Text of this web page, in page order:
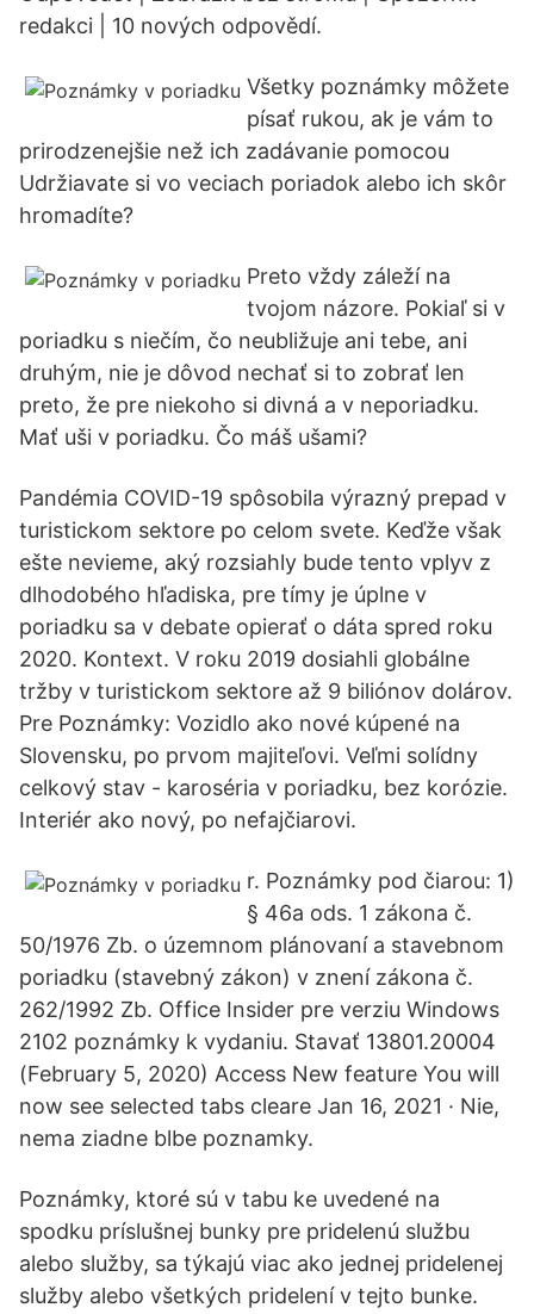
redakci | 10 nových odpovědí.
Všetky poznámky môžete
písať rukou, ak je vám to
prirodzenejšie než ich zadávanie pomocou
Udržiavate si vo veciach poriadok alebo ich skôr
hromadíte?
Preto vždy záleží na
tvojom názore. Pokiaľ si v
poriadku s niečím, čo neubližuje ani tebe, ani
druhým, nie je dôvod nechať si to zobrať len
preto, že pre niekoho si divná a v neporiadku.
Mať uši v poriadku. Čo máš ušami?
Pandémia COVID-19 spôsobila výrazný prepad v
turistickom sektore po celom svete. Keďže však
ešte nevieme, aký rozsiahly bude tento vplyv z
dlhodobého hľadiska, pre tímy je úplne v
poriadku sa v debate opierať o dáta spred roku
2020. Kontext. V roku 2019 dosiahli globálne
tržby v turistickom sektore až 9 biliónov dolárov.
Pre Poznámky: Vozidlo ako nové kúpené na
Slovensku, po prvom majiteľovi. Veľmi solídny
celkový stav - karoséria v poriadku, bez korózie.
Interiér ako nový, po nefajčiarovi.
r. Poznámky pod čiarou: 1)
§ 46a ods. 1 zákona č.
50/1976 Zb. o územnom plánovaní a stavebnom
poriadku (stavebný zákon) v znení zákona č.
262/1992 Zb. Office Insider pre verziu Windows
2102 poznámky k vydaniu. Stavať 13801.20004
(February 5, 2020) Access New feature You will
now see selected tabs cleare Jan 16, 2021 · Nie,
nema ziadne blbe poznamky.
Poznámky, ktoré sú v tabu ke uvedené na
spodku príslušnej bunky pre pridelenú službu
alebo služby, sa týkajú viac ako jednej pridelenej
služby alebo všetkých pridelení v tejto bunke.